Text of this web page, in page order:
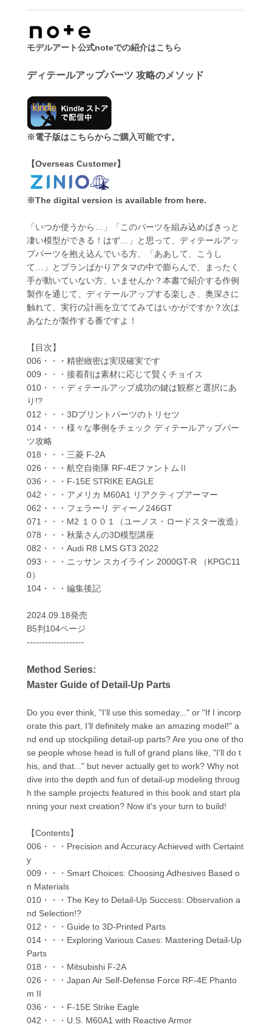
モデルアート公式noteでの紹介はこちら
ディテールアップパーツ 攻略のメソッド
※電子版はこちらからご購入可能です。
【Overseas Customer】
※The digital version is available from here.
「いつか使うから…」「このパーツを組み込めばきっと
凄い模型ができる！はず…」と思って、ディテールアッ
プパーツを抱え込んでいる方、「ああして、こうし
て…」とプランばかりアタマの中で膨らんで、まったく
手が動いていない方、いませんか？本書で紹介する作例
製作を通じて、ディテールアップする楽しさ、奥深さに
触れて、実行の計画を立ててみてはいかがですか？次は
あなたが製作する番ですよ！
【目次】
006・・・精密緻密は実現確実です
009・・・接着剤は素材に応じて賢くチョイス
010・・・ディテールアップ成功の鍵は観察と選択にあ
り!?
012・・・3Dプリントパーツのトリセツ
014・・・様々な事例をチェック ディテールアップパー
ツ攻略
018・・・三菱 F-2A
026・・・航空自衛隊 RF-4EファントムⅡ
036・・・F-15E STRIKE EAGLE
042・・・アメリカ M60A1 リアクティブアーマー
062・・・フェラーリ ディーノ246GT
071・・・M2 １００１（ユーノス・ロードスター改造）
078・・・秋葉さんの3D模型講座
082・・・Audi R8 LMS GT3 2022
093・・・ニッサン スカイライン 2000GT-R （KPGC11
0）
104・・・編集後記
2024.09.18発売
B5判104ページ
-------------------
Method Series:
Master Guide of Detail-Up Parts
Do you ever think, "I'll use this someday..." or "If I incorp
orate this part, I’ll definitely make an amazing model!" a
nd end up stockpiling detail-up parts? Are you one of tho
se people whose head is full of grand plans like, "I'll do t
his, and that..." but never actually get to work? Why not
dive into the depth and fun of detail-up modeling throug
h the sample projects featured in this book and start pla
nning your next creation? Now it's your turn to build!
【Contents】
006・・・Precision and Accuracy Achieved with Certaint
y
009・・・Smart Choices: Choosing Adhesives Based o
n Materials
010・・・The Key to Detail-Up Success: Observation a
nd Selection!?
012・・・Guide to 3D-Printed Parts
014・・・Exploring Various Cases: Mastering Detail-Up
Parts
018・・・Mitsubishi F-2A
026・・・Japan Air Self-Defense Force RF-4E Phanto
m II
036・・・F-15E Strike Eagle
042・・・U.S. M60A1 with Reactive Armor